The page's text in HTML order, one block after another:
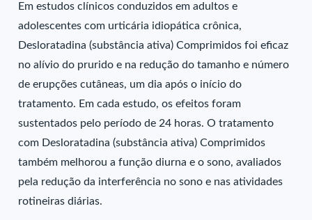
Em estudos clínicos conduzidos em adultos e
adolescentes com urticária idiopática crônica,
Desloratadina (substância ativa) Comprimidos foi eficaz
no alívio do prurido e na redução do tamanho e número
de erupções cutâneas, um dia após o início do
tratamento. Em cada estudo, os efeitos foram
sustentados pelo período de 24 horas. O tratamento
com Desloratadina (substância ativa) Comprimidos
também melhorou a função diurna e o sono, avaliados
pela redução da interferência no sono e nas atividades
rotineiras diárias.